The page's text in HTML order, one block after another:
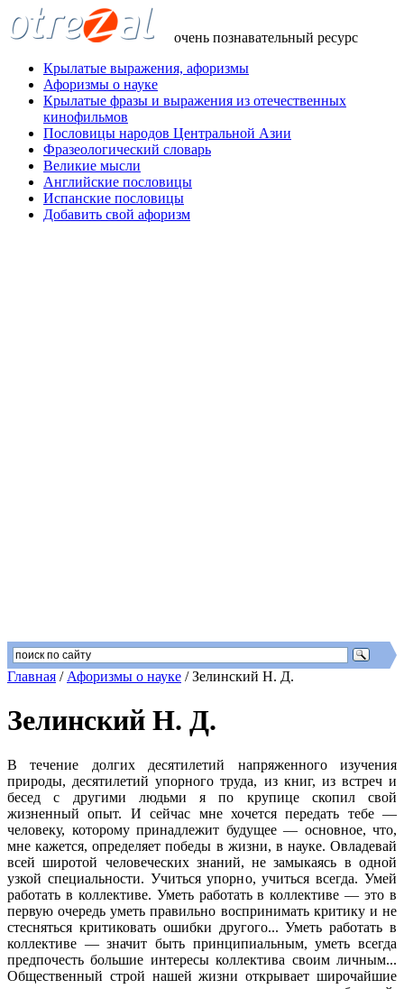
очень познавательный ресурс
Крылатые выражения, афоризмы
Афоризмы о науке
Крылатые фразы и выражения из отечественных
кинофильмов
Пословицы народов Центральной Азии
Фразеологический словарь
Великие мысли
Английские пословицы
Испанские пословицы
Добавить свой афоризм
Главная / Афоризмы о науке /Зелинский Н. Д.
Зелинский Н. Д.
В течение долгих десятилетий напряженного изучения
природы, десятилетий упорного труда, из книг, из встреч и
бесед с другими людьми я по крупице скопил свой
жизненный опыт. И сейчас мне хочется передать тебе —
человеку, которому принадлежит будущее — основное, что,
мне кажется, определяет победы в жизни, в науке. Овладевай
всей широтой человеческих знаний, не замыкаясь в одной
узкой специальности. Учиться упорно, учиться всегда. Умей
работать в коллективе. Уметь работать в коллективе — это в
первую очередь уметь правильно воспринимать критику и не
стесняться критиковать ошибки другого... Уметь работать в
коллективе — значит быть принципиальным, уметь всегда
предпочесть большие интересы коллектива своим личным...
Общественный строй нашей жизни открывает широчайшие